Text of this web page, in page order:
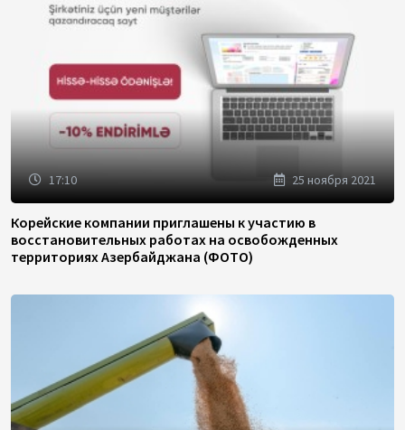
17:10 25 ноября 2021
Корейские компании приглашены к участию в
восстановительных работах на освобожденных
территориях Азербайджана (ФОТО)